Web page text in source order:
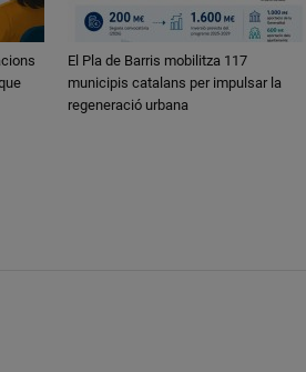
El Pla de Barris mobilitza 117
municipis catalans per impulsar la
regeneració urbana